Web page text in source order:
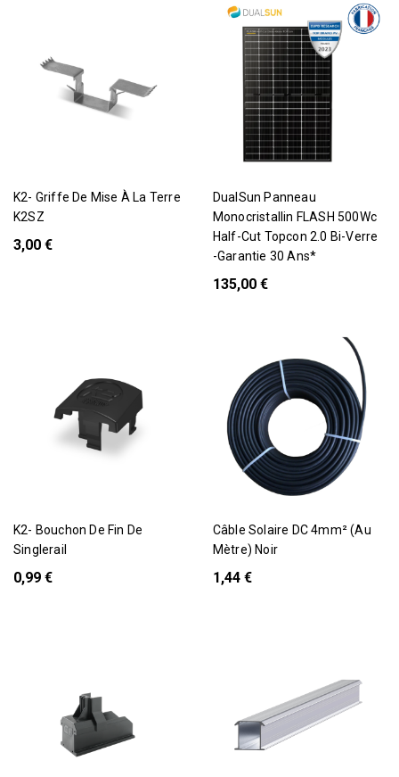
K2- Griffe De Mise À La Terre
K2SZ
3,00 €
DualSun Panneau
Monocristallin FLASH 500Wc
Half-Cut Topcon 2.0 Bi-Verre
-Garantie 30 Ans*
135,00 €
K2- Bouchon De Fin De
Singlerail
0,99 €
Câble Solaire DC 4mm² (au
Mètre) Noir
1,44 €